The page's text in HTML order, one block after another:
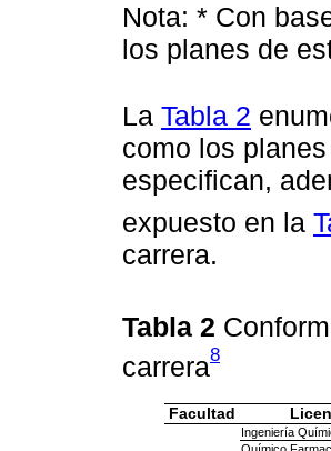
Nota: * Con
los planes de
La Tabla 2
como los
especifican,
expuesto en la
carrera.
Tabla 2
carrera8
Facultad
Ingeniería